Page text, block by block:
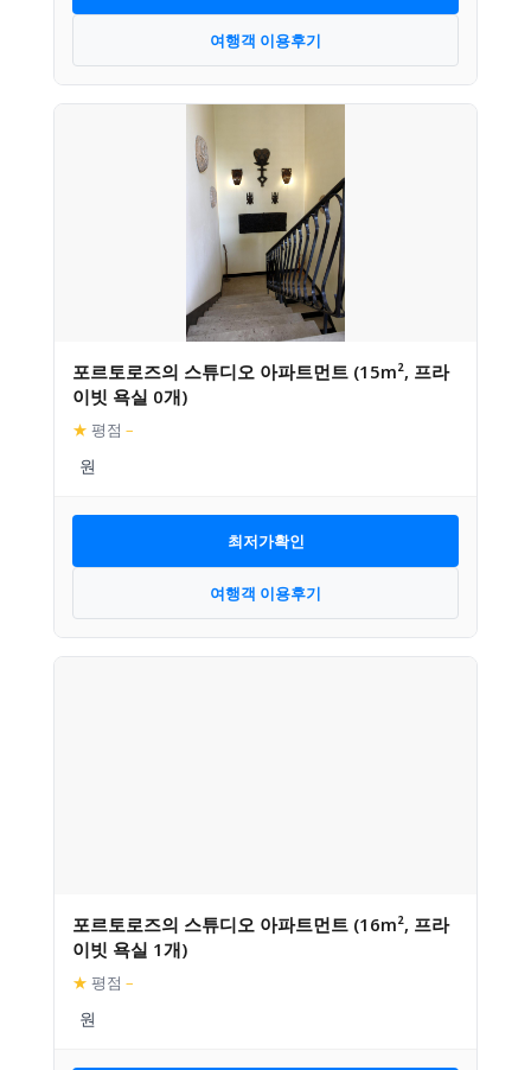
여행객 이용후기
포르토로즈의 스튜디오 아파트먼트 (15m², 프라
이빗 욕실 0개)
★ 평점 –
최저가확인
여행객 이용후기
포르토로즈의 스튜디오 아파트먼트 (16m², 프라
이빗 욕실 1개)
★ 평점 –